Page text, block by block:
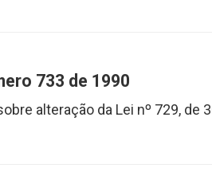
733 de 1990
alteração da Lei nº 729, de